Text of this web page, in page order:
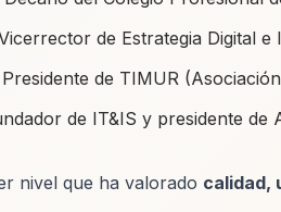
de Estrategia Digital e
de TIMUR
de IT&IS y presidente de
nivel que ha valorado calidad,